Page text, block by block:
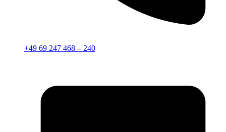
+49 69 247 468 – 240